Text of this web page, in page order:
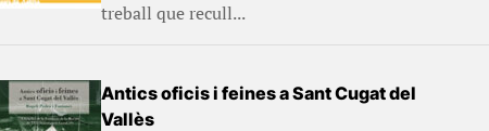
treball que recull...
Antics oficis i feines a Sant Cugat del
Vallès